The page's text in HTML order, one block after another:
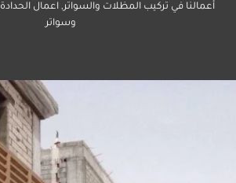
أعمالنا في تركيب المظلات والسواتر , اعمال الحدادة
وسواتر